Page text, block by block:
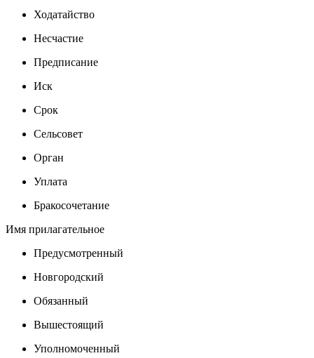
Ходатайство
Несчастие
Предписание
Иск
Срок
Сельсовет
Орган
Уплата
Бракосочетание
Имя прилагательное
Предусмотренный
Новгородский
Обязанный
Вышестоящий
Уполномоченный